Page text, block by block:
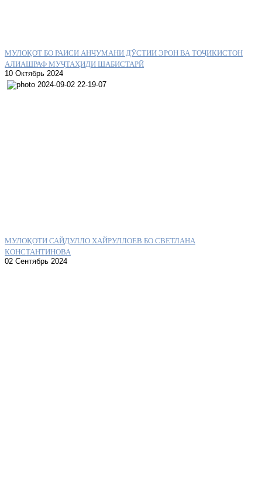
МУЛОҚОТ БО РАИСИ АНҶУМАНИ ДӮСТИИ ЭРОН ВА ТОҶИКИСТОН
АЛИАШРАФ МУҶТАҲИДИ ШАБИСТАРӢ
10 Октябрь 2024
МУЛОҚОТИ САЙДУЛЛО ХАЙРУЛЛОЕВ БО СВЕТЛАНА
КОНСТАНТИНОВА
02 Сентябрь 2024